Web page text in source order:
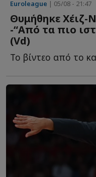
Euroleague | 05/08 - 21:47
Θυμήθηκε Χέιζ-
-“Από τα πιο
(Vd)